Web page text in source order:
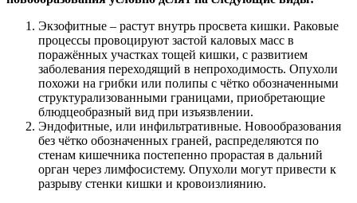
Экзофитные – растут внутрь просвета кишки. Раковые
процессы провоцируют застой каловых масс в
поражённых участках тощей кишки, с развитием
заболевания переходящий в непроходимость. Опухоли
похожи на грибки или полипы с чётко обозначенными
структурализованными границами, приобретающие
блюдцеобразный вид при изъязвлении.
Эндофитные, или инфильтративные. Новообразования
без чётко обозначенных граней, распределяются по
стенам кишечника постепенно прорастая в дальний
орган через лимфосистему. Опухоли могут привести к
разрыву стенки кишки и кровоизлиянию.